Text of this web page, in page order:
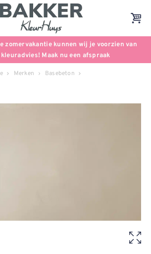
zomervakantie kunnen wij je voorzien van
Maak nu een afspraak
Merken Basebeton